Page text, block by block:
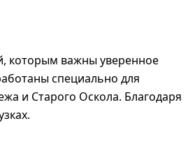
которым важны уверенное
специально для
и Старого Оскола. Благодаря